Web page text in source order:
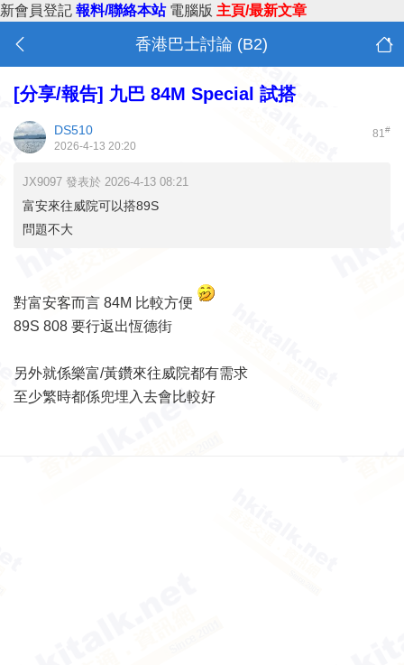
新會員登記 報料/聯絡本站 電腦版 主頁/最新文章
香港巴士討論 (B2)
[分享/報告] 九巴 84M Special 試搭
81#
DS510
2026-4-13 20:20
JX9097 發表於 2026-4-13 08:21
富安來往威院可以搭89S
問題不大
對富安客而言 84M 比較方便
89S 808 要行返出恆德街
另外就係樂富/黃鑽來往威院都有需求
至少繁時都係兜埋入去會比較好